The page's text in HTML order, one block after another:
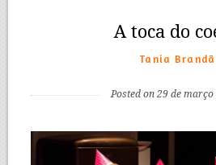
A toca do
Tania
Posted on 29 de março